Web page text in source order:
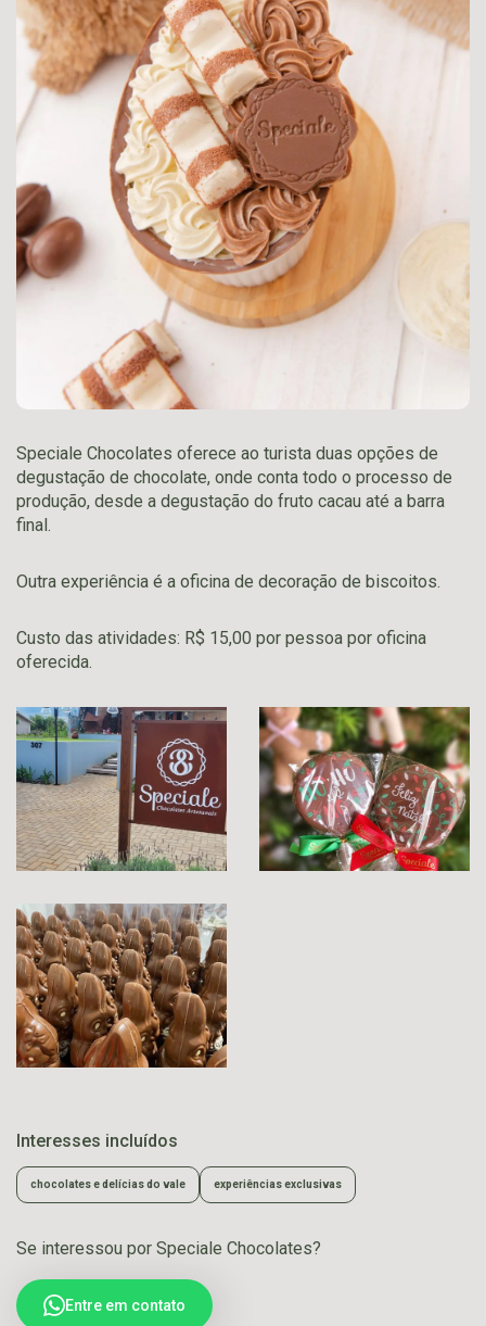
Speciale Chocolates oferece ao turista duas opções de
degustação de chocolate, onde conta todo o processo de
produção, desde a degustação do fruto cacau até a barra
final.
Outra experiência é a oficina de decoração de biscoitos.
Custo das atividades: R$ 15,00 por pessoa por oficina
oferecida.
Interesses incluídos
chocolates e delícias do vale experiências exclusivas
Se interessou por Speciale Chocolates?
Entre em contato